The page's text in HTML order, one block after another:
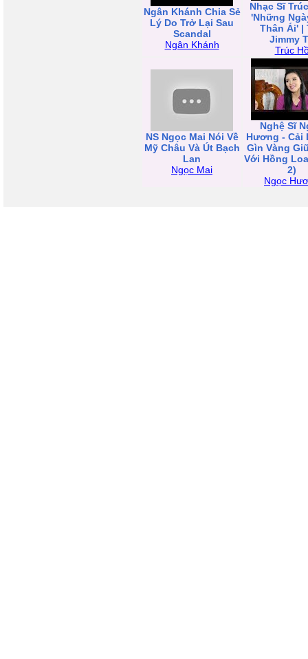
Ngân Khánh Chia Sẻ
Lý Do Trở Lại Sau
Scandal
Ngân Khánh
Nhạc Sĩ
'Những
Thân Ái' |
Jimmy
Trúc
NS Ngọc Mai Nói Về
Mỹ Châu Và Út Bạch
Lan
Ngọc Mai
Nghệ Sĩ
Hương - Cải
Gìn Vàng
Với Hồng
2)
Ngọc